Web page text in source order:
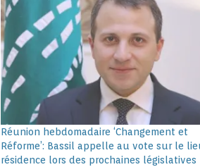
Réunion hebdomadaire ‘Changement et
Réforme’: Bassil appelle au vote sur le
résidence lors des prochaines législatives